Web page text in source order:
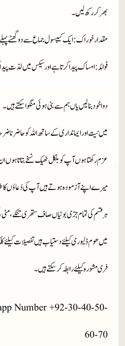
بھر کر رکھ لیں۔
مقدار خوراک: ایک کیپسول جماع سے دو گھٹے
فوائد: امساک پیدا کرتا ہے اور سیکس میں لذت
دوا خود بنا لیں یاں ہم سے بنی ہوئی منگوا سکتے ہیں۔
میں نیت اور ایمانداری کے ساتھ اللہ کو حاضر
عزم رکھتا ہوں آپ کو بلکل ٹھیک نسخے بتاتا ہوں ان
میرے اپنے آزمودہ ہوتے ہیں آپ کی دُعاؤں کا
ہر قسم کی تمام جڑی بوٹیاں صاف ستھری تنکے، مٹی،
میں ھوم ڈلیوری کیلئے دستیاب ہیں تفصیلات
فری مشورہ کیلئے رابطہ کر سکتے ہیں۔
Number +92-30-40-50-
60-70